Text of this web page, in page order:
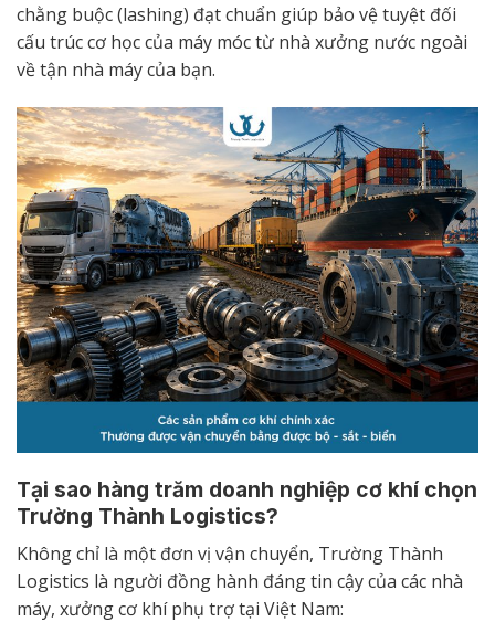
chằng buộc (lashing) đạt chuẩn giúp bảo vệ tuyệt đối
cấu trúc cơ học của máy móc từ nhà xưởng nước ngoài
về tận nhà máy của bạn.
Tại sao hàng trăm doanh nghiệp cơ khí chọn
Trường Thành Logistics?
Không chỉ là một đơn vị vận chuyển, Trường Thành
Logistics là người đồng hành đáng tin cậy của các nhà
máy, xưởng cơ khí phụ trợ tại Việt Nam: